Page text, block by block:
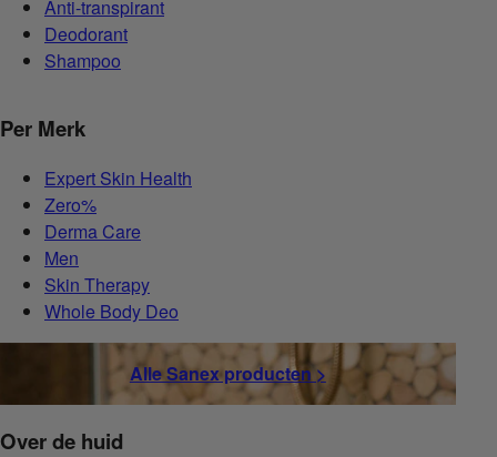
Anti-transpirant
Deodorant
Shampoo
Per Merk
Expert Skin Health
Zero%
Derma Care
Men
Skin Therapy
Whole Body Deo
Alle Sanex producten >
Over de huid